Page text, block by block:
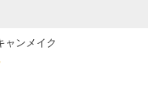
ャンメイク